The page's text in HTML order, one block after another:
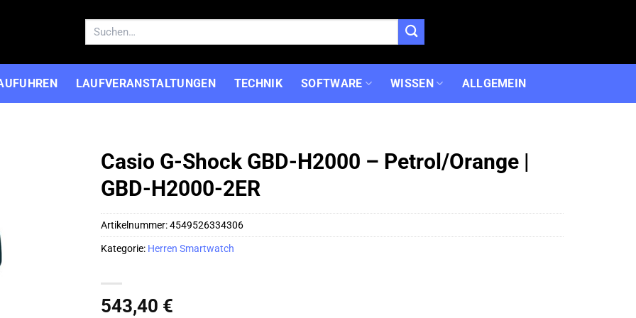
Suchen
LAUFVERANSTALTUNGEN TECHNIK SOFTWARE WISSEN ALLGEMEIN
Casio G-Shock GBD-H2000 – Petrol/Orange |
GBD-H2000-2ER
543,40 €
Artikelnummer:4549526334306
Kategorie: Herren Smartwatch